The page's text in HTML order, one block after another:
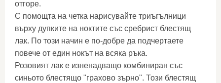
отгоре.
С помощта на четка нарисувайте триъгълници
върху дупките на ноктите със сребрист блестящ
лак. По този начин е по-добре да подчертаете
повече от един нокът на всяка ръка.
Розовият лак е изненадващо комбиниран със
синьото блестящо "грахово зърно". Този блестящ